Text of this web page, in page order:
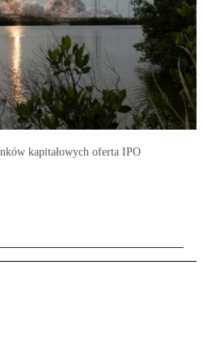
kapitałowych oferta IPO